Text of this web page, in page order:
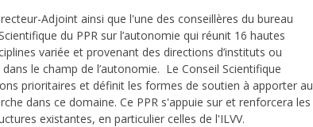
Adjoint ainsi que l'une des conseillères du bureau
du PPR sur l’autonomie qui réunit 16 hautes
variée et provenant des directions d’instituts ou
le champ de l’autonomie. Le Conseil Scientifique
prioritaires et définit les formes de soutien à apporter au
dans ce domaine. Ce PPR s'appuie sur et renforcera les
existantes, en particulier celles de l'ILVV.